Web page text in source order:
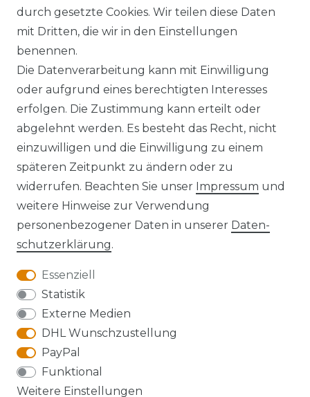
durch gesetzte Cookies. Wir teilen diese Daten
mit Dritten, die wir in den Einstellungen
benennen.
Die Datenverarbeitung kann mit Einwilligung
oder aufgrund eines berechtigten Interesses
erfolgen. Die Zustimmung kann erteilt oder
abgelehnt werden. Es besteht das Recht, nicht
einzuwilligen und die Einwilligung zu einem
späteren Zeitpunkt zu ändern oder zu
widerrufen. Beachten Sie unser Impressum und
weitere Hinweise zur Verwendung
personenbezogener Daten in unserer Daten­
schutz­erklärung.
Essenziell
Statistik
Externe Medien
DHL Wunschzustellung
PayPal
Funktional
Weitere Einstellungen
AGB Barrierefreiheitserklärung
Widerrufs­recht
VERTRAG WIDERRUFEN Kontakt
Die Karte kann aufgrund ihrer
Datenschutzeinstellungen nicht angezeigt